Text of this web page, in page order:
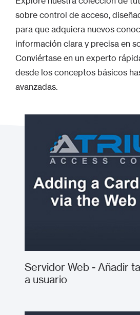
sobre control de acceso,
para que adquiera nuevos
información clara y precisa en
Conviértase en un experto
desde los conceptos básicos
avanzadas.
Servidor Web - Añadir
a usuario